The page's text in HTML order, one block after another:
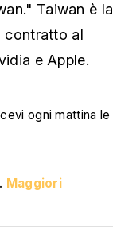
Taiwan è la
contratto al
e Apple.
ogni mattina le
Maggiori